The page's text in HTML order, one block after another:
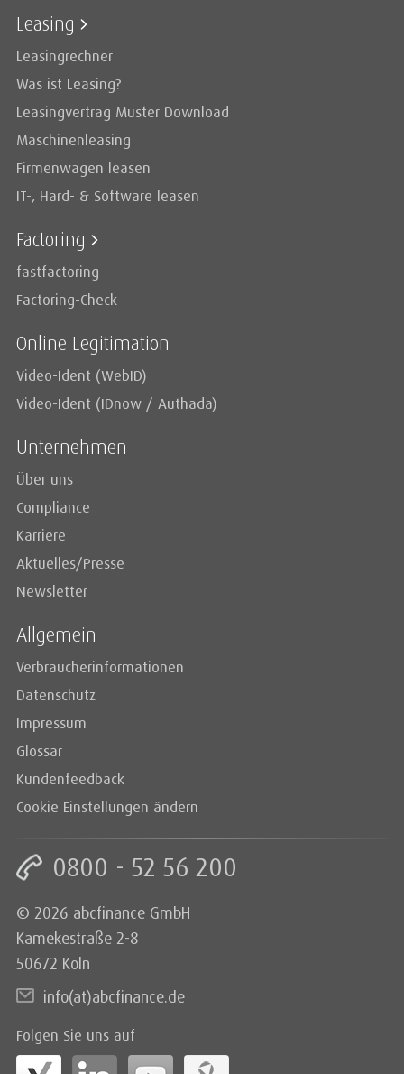
Leasing
Leasingrechner
Was ist Leasing?
Leasingvertrag Muster Download
Maschinenleasing
Firmenwagen leasen
IT-, Hard- & Software leasen
Factoring
fastfactoring
Factoring-Check
Online Legitimation
Video-Ident (WebID)
Video-Ident (IDnow / Authada)
Unternehmen
Über uns
Compliance
Karriere
Aktuelles/Presse
Newsletter
Allgemein
Verbraucherinformationen
Datenschutz
Impressum
Glossar
Kundenfeedback
Cookie Einstellungen ändern
0800 - 52 56 200
© 2026 abcfinance GmbH
Kamekestraße 2-8
50672 Köln
info(at)abcfinance.de
Folgen Sie uns auf